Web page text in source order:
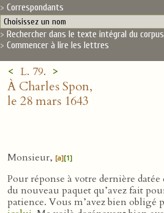
Correspondants
Rechercher dans le texte intégral du corpus
Commencer à lire les lettres